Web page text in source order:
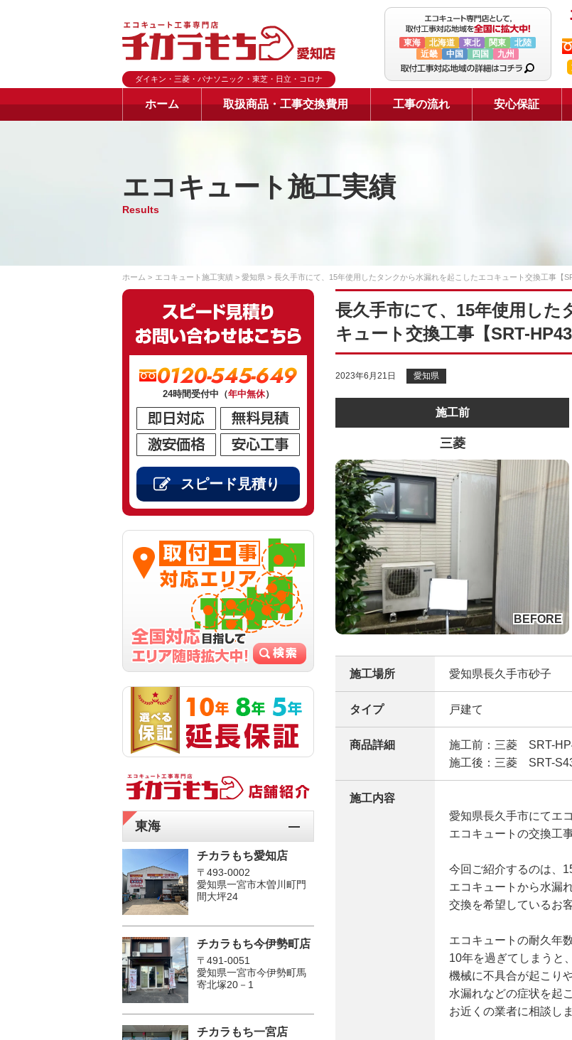
ダイキン・三菱・パナソニック・東芝・日立・コロナ
東海 北海道 東北 関東
北陸
近畿
中国 四国 九州
ホーム 取扱商品・工事交換費用 工事の流れ 安心保証
エコキュート施工実績
Results
ホーム エコキュート施工実績 愛知県 長久手市にて、15年使用したタンクから水漏れを起こしたエコキュート交換工事【
長久手市にて、15年使用した
キュート交換工事【SRT-
2023年6月21日 愛知県
施工前
三菱
施工場所 愛知県長久手市砂子
タイプ 戸建て
商品詳細
施工前：三菱 SRT-
施工後：三菱 SRT-
施工内容
愛知県長久手市にてエ
エコキュートの交換工
今回ご紹介するのは、
エコキュートから水漏
交換を希望しているお
エコキュートの耐久年
10年を過ぎてしまうと
機械に不具合が起こり
水漏れなどの症状を起
お近くの業者に相談し
0120-545-649
24時間受付中（年中無休）
スピード見積り
東海
チカラもち愛知店
〒493-0002
愛知県一宮市木曽川町門
間大坪24
チカラもち今伊勢町店
〒491-0051
愛知県一宮市今伊勢町馬
寄北塚20－1
チカラもち一宮店